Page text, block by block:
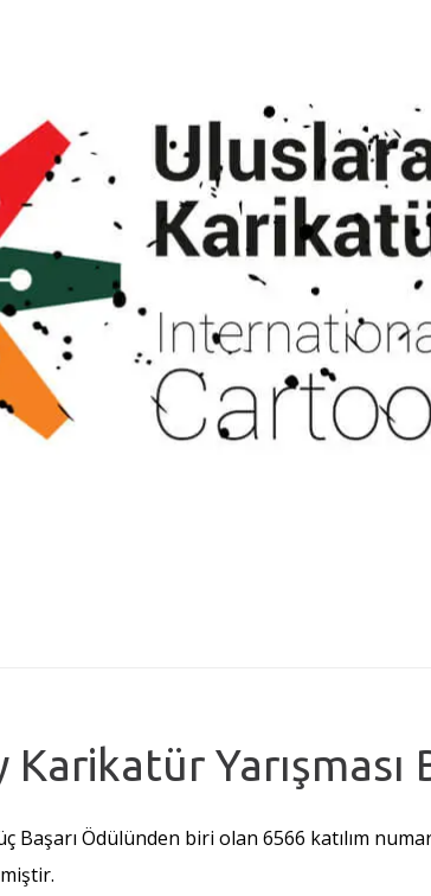
Karikatür
Başarı Ödülünden biri olan 6566 katılım